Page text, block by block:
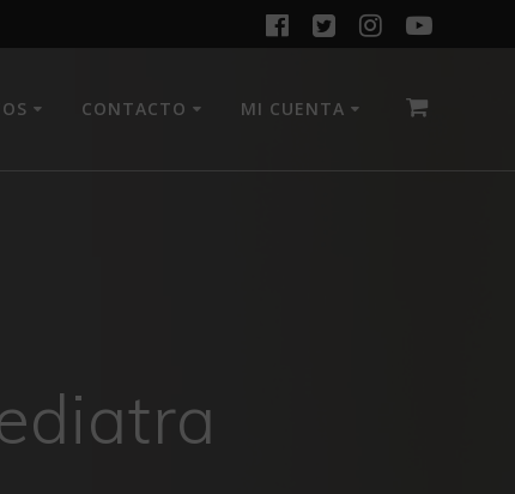
CONTACTO MI CUENTA